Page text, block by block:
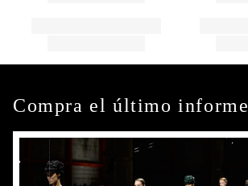
Compra el último informe